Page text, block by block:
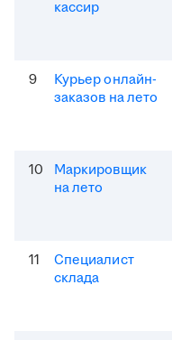
кассир
9
Курьер онлайн-
заказов на лето
10
Маркировщик
на лето
11
Специалист
склада